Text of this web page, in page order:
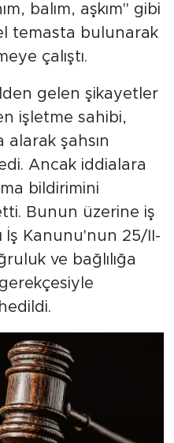
balım, aşkım" gibi
temasta bulunarak
çalıştı.
gelen şikayetler
işletme sahibi,
şahsın
Ancak iddialara
bildirimini
Bunun üzerine iş
İş Kanunu'nun 25/II-
ve bağlılığa